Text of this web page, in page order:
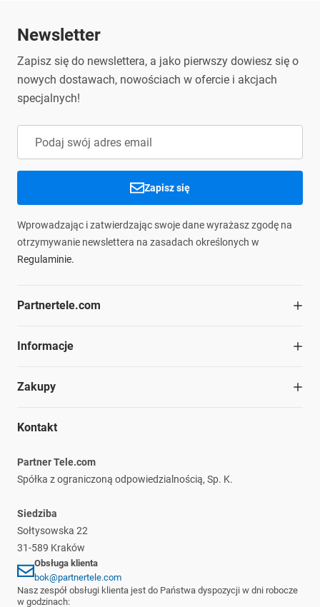
W ofercie Partnertele znajdziesz
rozrywki.
Newsletter
Zapisz się do newslettera, a jako pierwszy dowiesz się o
nowych dostawach, nowościach w ofercie i akcjach
specjalnych!
Zapisz się
Wprowadzając i zatwierdzając swoje dane wyrażasz zgodę na
otrzymywanie newslettera na zasadach określonych w
Regulaminie.
Partnertele.com
O firmie
Struktura organizacyjna
Nasze marki
Informacje
Blog
Informacje prawne
Zakupy
Regulamin
Płatność i dostawa
Reklamacje i zwroty
Kontakt
Partner Tele.com
Spółka z ograniczoną odpowiedzialnością, Sp. K.
Siedziba
Sołtysowska 22
31-589 Kraków
Obsługa klienta
bok@partnertele.com
Nasz zespół obsługi klienta jest do Państwa dyspozycji w dni robocze
w godzinach: